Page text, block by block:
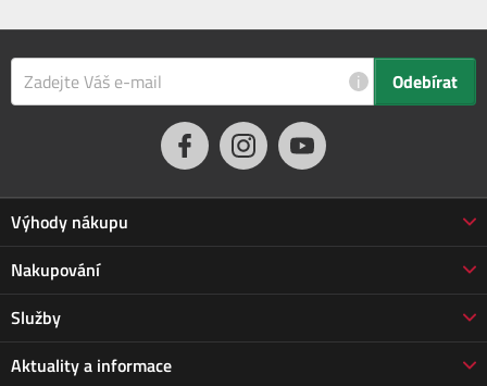
i Odebírat
Výhody nákupu
Proč nakupovat u nás
3letá záruka Jarabák
Vrácení zboží do 30 dnů
Prodloužená záruka
Nakupování
Obchodní podmínky
Doprava a platba
Vrácení zboží
Služby
Servis
Aktuality a informace